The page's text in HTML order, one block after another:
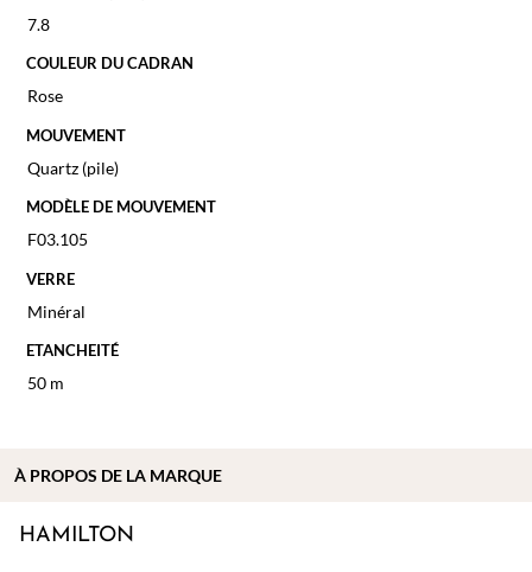
7.8
COULEUR DU CADRAN
Rose
MOUVEMENT
Quartz (pile)
MODÈLE DE MOUVEMENT
F03.105
VERRE
Minéral
ETANCHEITÉ
50 m
HAMILTON
À PROPOS DE LA MARQUE